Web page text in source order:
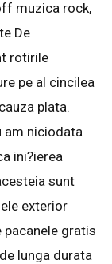
muzica rock,
De
rotirile
pe al cincilea
plata.
am niciodata
ini?ierea
sunt
exterior
pacanele gratis
lunga durata